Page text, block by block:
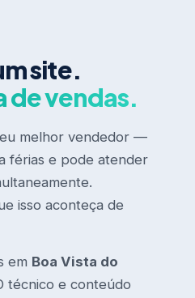
site.
de vendas.
melhor vendedor —
férias e pode atender
isso aconteça de
em Boa Vista do
técnico e conteúdo